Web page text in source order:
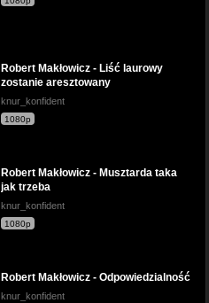
Robert Makłowicz - Liść laurowy
zostanie aresztowany
knur_konfident
1080p
Robert Makłowicz - Musztarda taka
jak trzeba
knur_konfident
1080p
Robert Makłowicz - Odpowiedzialność
knur_konfident